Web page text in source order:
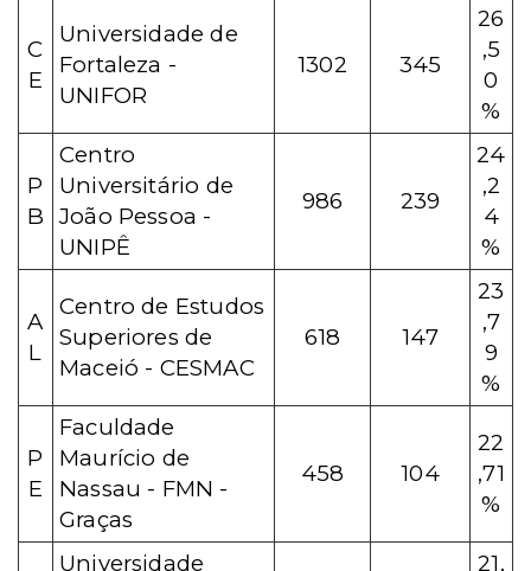
C
E
Universidade de
Fortaleza -
UNIFOR
1302 345
26
,5
0
%
P
B
Centro
Universitário de
João Pessoa -
UNIPÊ
986 239
24
,2
4
%
A
L
Centro de Estudos
Superiores de
Maceió - CESMAC
618 147
23
,7
9
%
P
E
Faculdade
Maurício de
Nassau - FMN -
Graças
458 104
22
,71
%
Universidade
21,